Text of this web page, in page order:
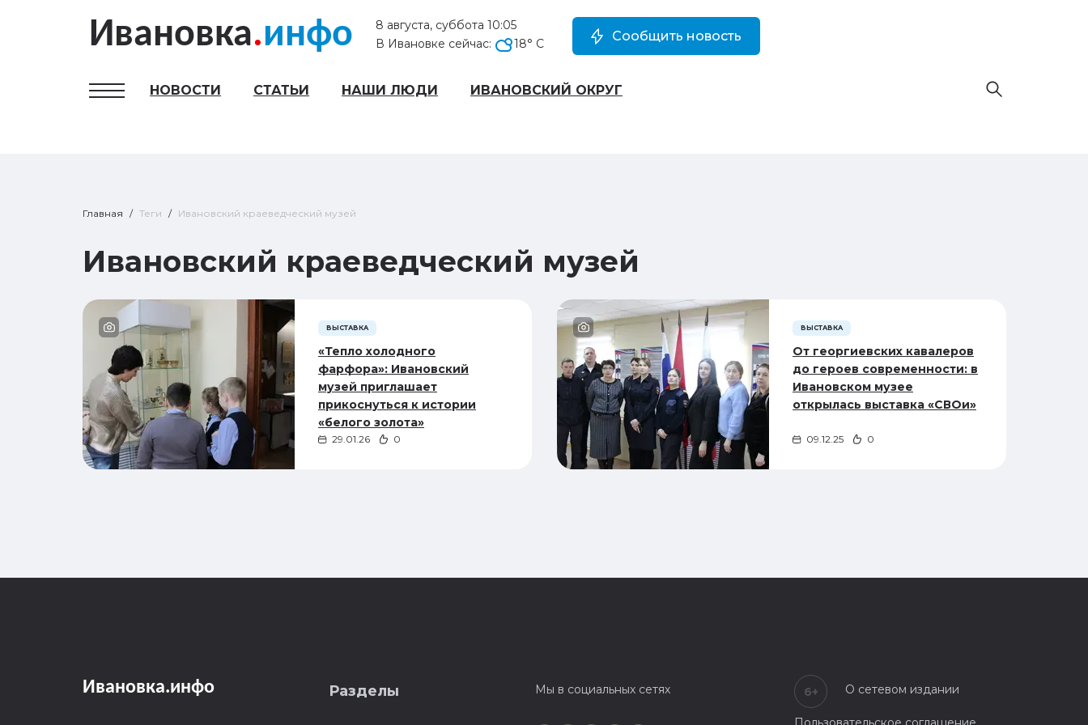
Ивановка.инфо
8 августа, суббота 10:05
В Ивановке сейчас:
18° C Сообщить новость
Гамбургер меню
НОВОСТИ СТАТЬИ НАШИ ЛЮДИ ИВАНОВСКИЙ ОКРУГ
Главная Теги Ивановский краеведческий музей
Ивановский краеведческий музей
ВЫСТАВКА
«Тепло холодного
фарфора»: Ивановский
музей приглашает
прикоснуться к истории
«белого золота»
29.01.26 0
ВЫСТАВКА
От георгиевских кавалеров
до героев современности: в
Ивановском музее
открылась выставка «СВОи»
09.12.25 0
Ивановка.инфо Разделы Мы в социальных сетях 6+ О сетевом издании